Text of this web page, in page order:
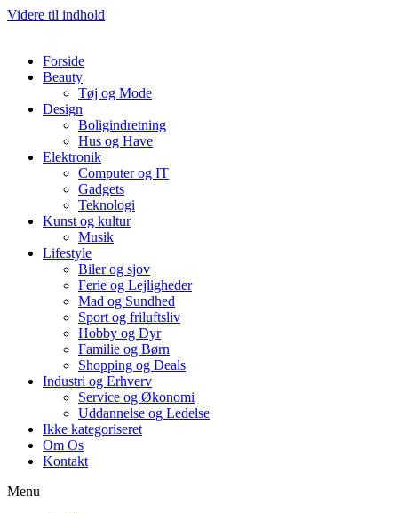
Videre til indhold
Forside
Beauty
Tøj og Mode
Design
Boligindretning
Hus og Have
Elektronik
Computer og IT
Gadgets
Teknologi
Kunst og kultur
Musik
Lifestyle
Biler og sjov
Ferie og Lejligheder
Mad og Sundhed
Sport og friluftsliv
Hobby og Dyr
Familie og Børn
Shopping og Deals
Industri og Erhverv
Service og Økonomi
Uddannelse og Ledelse
Ikke kategoriseret
Om Os
Kontakt
Menu